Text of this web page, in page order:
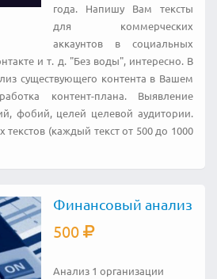
года. Напишу Вам тексты
для коммерческих
аккаунтов в социальных
и т. д. "Без воды", интересно. В
существующего контента в Вашем
контент-плана. Выявление
фобий, целей целевой аудитории.
(каждый текст от 500 до 1000
Финансовый анализ
500
Анализ 1 организации